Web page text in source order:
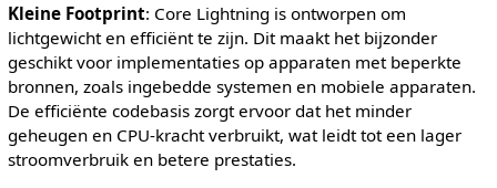
Kleine Footprint: Core Lightning is ontworpen om
lichtgewicht en efficiënt te zijn. Dit maakt het bijzonder
geschikt voor implementaties op apparaten met beperkte
bronnen, zoals ingebedde systemen en mobiele apparaten.
De efficiënte codebasis zorgt ervoor dat het minder
geheugen en CPU-kracht verbruikt, wat leidt tot een lager
stroomverbruik en betere prestaties.